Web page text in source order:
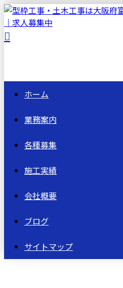
ホーム
業務案内
各種募集
施工実績
会社概要
ブログ
サイトマップ